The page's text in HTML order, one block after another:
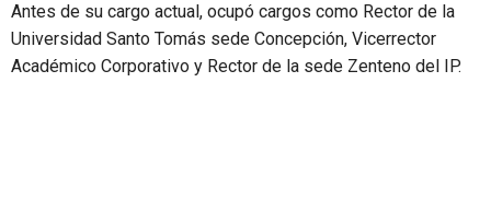
Antes de su cargo actual, ocupó cargos como Rector de la
Universidad Santo Tomás sede Concepción, Vicerrector
Académico Corporativo y Rector de la sede Zenteno del IP.